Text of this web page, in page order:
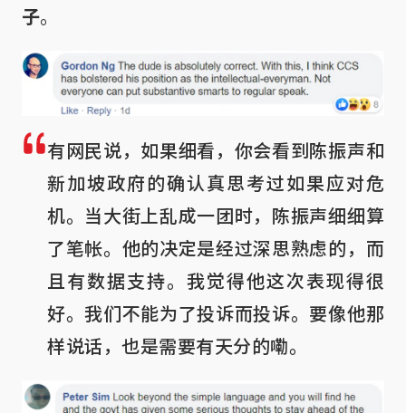
子。
有网民说，如果细看，你会看到陈振声和
新加坡政府的确认真思考过如果应对危
机。当大街上乱成一团时，陈振声细细算
了笔帐。他的决定是经过深思熟虑的，而
且有数据支持。我觉得他这次表现得很
好。我们不能为了投诉而投诉。要像他那
样说话，也是需要有天分的嘞。